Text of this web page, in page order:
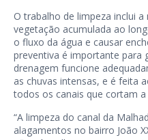
O trabalho de limpeza inclui
vegetação acumulada ao
o fluxo da água e causar
preventiva é importante para
drenagem funcione
as chuvas intensas, e é feita
todos os canais que cortam a
“A limpeza do canal da
alagamentos no bairro João